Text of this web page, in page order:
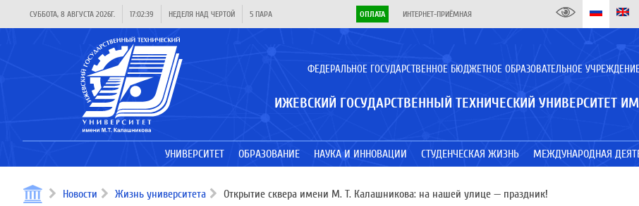
СУББОТА, 8 АВГУСТА 2026Г. 17:02:40 НЕДЕЛЯ НАД ЧЕРТОЙ 5 ПАРА ОПЛАТА ИНТЕРНЕТ-ПРИЁМНАЯ
ФЕДЕРАЛЬНОЕ ГОСУДАРСТВЕННОЕ БЮДЖЕТНОЕ ОБРАЗОВАТЕЛЬНОЕ
ИЖЕВСКИЙ ГОСУДАРСТВЕННЫЙ ТЕХНИЧЕСКИЙ УНИВЕРСИТЕТ
УНИВЕРСИТЕТ ОБРАЗОВАНИЕ НАУКА И ИННОВАЦИИ СТУДЕНЧЕСКАЯ ЖИЗНЬ МЕЖДУНАРОДНАЯ
Новости Жизнь университета Открытие сквера имени М. Т. Калашникова: на нашей улице — праздник!